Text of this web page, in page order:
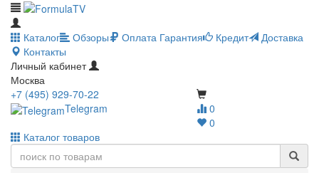
Каталог Обзоры Оплата Гарантия Кредит
Доставка
Контакты
Личный кабинет
Москва
0
0
+7 (495) 929-70-22
Telegram
Каталог товаров